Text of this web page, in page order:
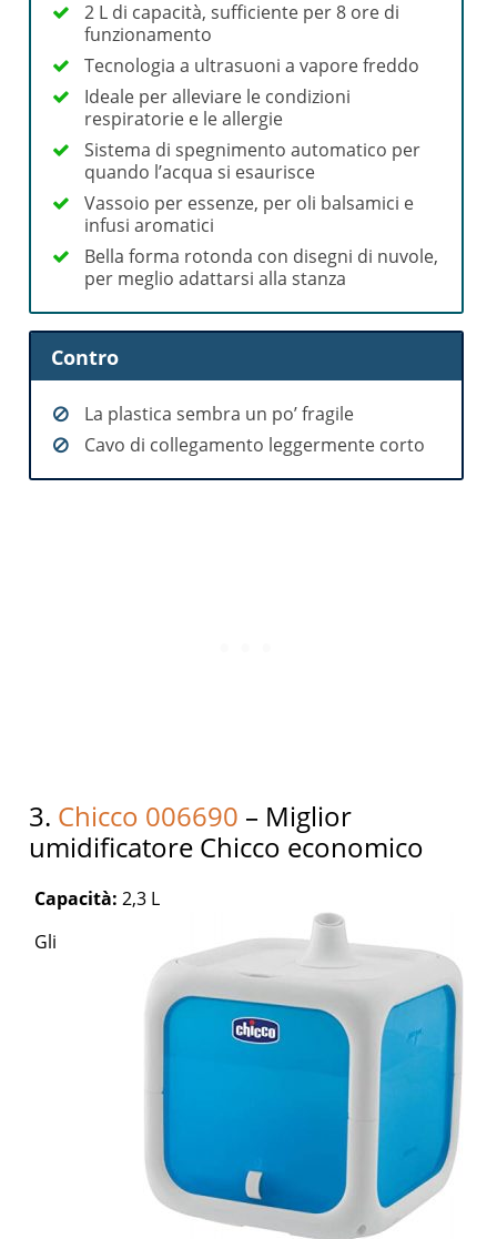
2 L di capacità, sufficiente per 8 ore di
funzionamento
Tecnologia a ultrasuoni a vapore freddo
Ideale per alleviare le condizioni
respiratorie e le allergie
Sistema di spegnimento automatico per
quando l’acqua si esaurisce
Vassoio per essenze, per oli balsamici e
infusi aromatici
Bella forma rotonda con disegni di nuvole,
per meglio adattarsi alla stanza
Contro
La plastica sembra un po’ fragile
Cavo di collegamento leggermente corto
3. Chicco 006690 – Miglior
umidificatore Chicco economico
Capacità: 2,3 L
Gli